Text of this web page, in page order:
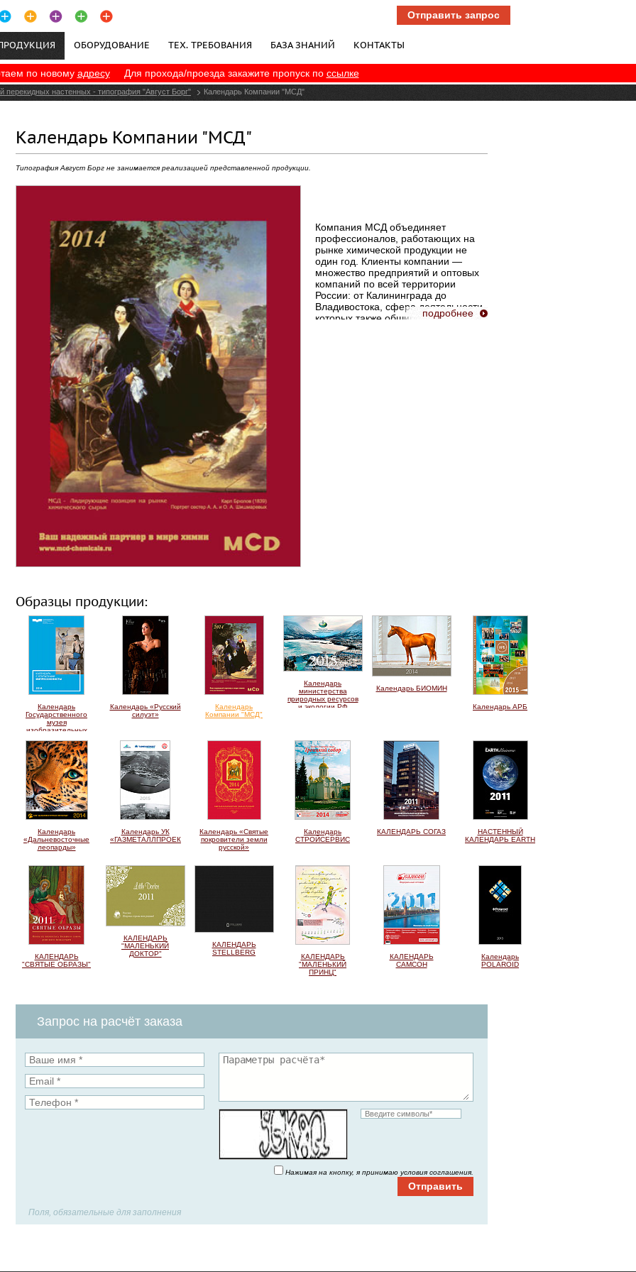
Отправить запрос
ОБОРУДОВАНИЕ ТЕХ. ТРЕБОВАНИЯ БАЗА ЗНАНИЙ КОНТАКТЫ
ПОЛИТИКА КОНФИДЕНЦИАЛЬНОСТИ
по новому адресу Для прохода/проезда закажите пропуск по ссылке
перекидных настенных - типография "Август Борг" Календарь Компании "МСД"
Календарь Компании "МСД"
Типография Август Борг не занимается реализацией представленной продукции.
Компания МСД объединяет
профессионалов, работающих на
рынке химической продукции не
один год. Клиенты компании —
множество предприятий и оптовых
компаний по всей территории
России: от Калининграда до
Владивостока, сфера деятельности
которых также обширна — от
подробнее
Образцы продукции:
Календарь
Государственного
музея
изобразительных
Пушкина
Календарь «Русский
силуэт»
Календарь
Компании "МСД"
Календарь
министерства
природных ресурсов
и экологии РФ
Календарь БИОМИН
Календарь АРБ
Календарь
«Дальневосточные
леопарды»
Календарь УК
«ГАЗМЕТАЛЛПРОЕКТ»
Календарь «Святые
покровители земли
русской»
Календарь
СТРОЙСЕРВИС
КАЛЕНДАРЬ СОГАЗ
НАСТЕННЫЙ
КАЛЕНДАРЬ EARTH
КАЛЕНДАРЬ
"СВЯТЫЕ ОБРАЗЫ"
КАЛЕНДАРЬ
"МАЛЕНЬКИЙ
ДОКТОР"
КАЛЕНДАРЬ
STELLBERG
КАЛЕНДАРЬ
"МАЛЕНЬКИЙ
ПРИНЦ"
КАЛЕНДАРЬ
САМСОН
Календарь
POLAROID
Запрос на расчёт заказа
Нажимая на кнопку, я принимаю условия соглашения.
Поля, обязательные для заполнения